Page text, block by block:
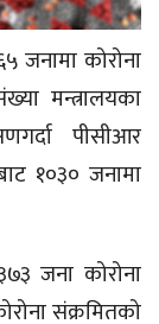
जनामा कोरोना
मन्त्रालयका
पीसीआर
१०३० जनामा
जना कोरोना
संक्रमितको